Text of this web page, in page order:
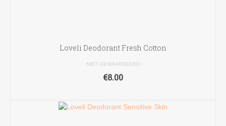
Loveli Deodorant Fresh Cotton
NIET GEWAARDEERD
€8.00